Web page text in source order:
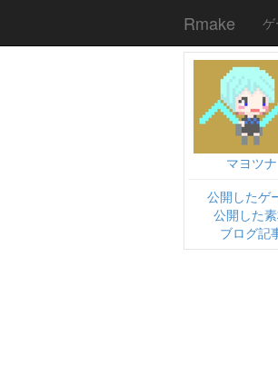
Rmake
マヨツナ
公開したゲ
公開した
ブログ記